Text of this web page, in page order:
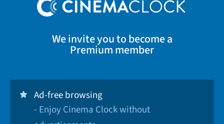
We invite you to become a
Premium member
Ad-free browsing
- Enjoy Cinema Clock without